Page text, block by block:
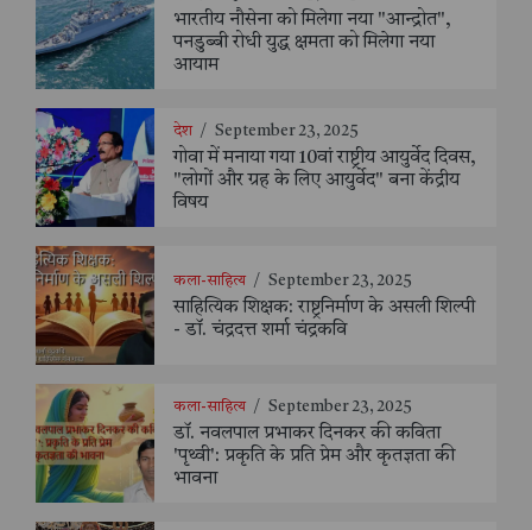
भारतीय नौसेना को मिलेगा नया "आन्द्रोत",
पनडुब्बी रोधी युद्ध क्षमता को मिलेगा नया
आयाम
देश / September 23, 2025
गोवा में मनाया गया 10वां राष्ट्रीय आयुर्वेद दिवस,
"लोगों और ग्रह के लिए आयुर्वेद" बना केंद्रीय
विषय
कला-साहित्य / September 23, 2025
साहित्यिक शिक्षक: राष्ट्रनिर्माण के असली शिल्पी
- डॉ. चंद्रदत्त शर्मा चंद्रकवि
कला-साहित्य / September 23, 2025
डॉ. नवलपाल प्रभाकर दिनकर की कविता
'पृथ्वी': प्रकृति के प्रति प्रेम और कृतज्ञता की
भावना